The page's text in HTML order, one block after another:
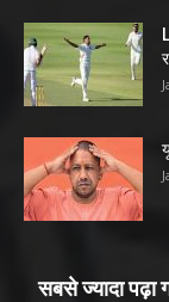
सबसे ज्यादा पढ़ा